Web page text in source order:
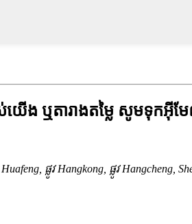
ង ឬតារាងតម្លៃ សូមទុកអ៊ី
ផ្លូវ Hangkong, ផ្លូវ Hangcheng,